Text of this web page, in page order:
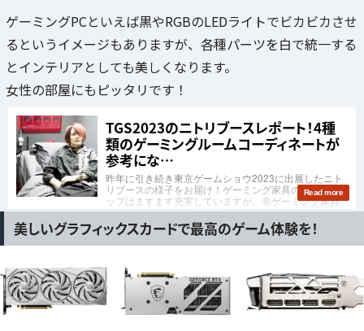
ゲーミングPCといえば黒やRGBのLEDライトでビカビカさせ
るというイメージもありますが、各種パーツを白で統一する
とインテリアとしても美しくなります。
女性の部屋にもピッタリです！
美しいグラフィックスカードで最高のゲーム体験を！